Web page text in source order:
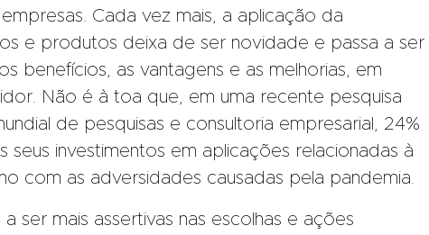
Cada vez mais, a aplicação da
e produtos deixa de ser novidade e passa a ser
benefícios, as vantagens e as melhorias, em
Não é à toa que, em uma recente pesquisa
de pesquisas e consultoria empresarial, 24%
seus investimentos em aplicações relacionadas à
com as adversidades causadas pela pandemia.
ser mais assertivas nas escolhas e ações